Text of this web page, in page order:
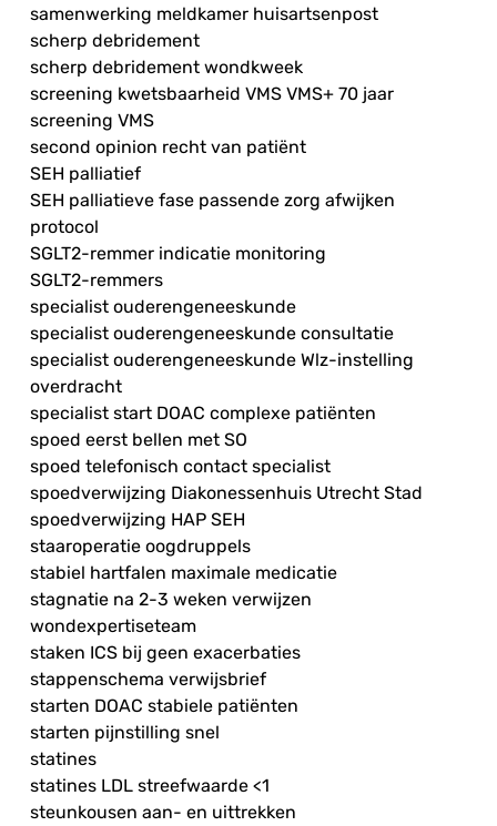
samenwerking meldkamer huisartsenpost
scherp debridement
scherp debridement wondkweek
screening kwetsbaarheid VMS VMS+ 70 jaar
screening VMS
second opinion recht van patiënt
SEH palliatief
SEH palliatieve fase passende zorg afwijken
protocol
SGLT2-remmer indicatie monitoring
SGLT2-remmers
specialist ouderengeneeskunde
specialist ouderengeneeskunde consultatie
specialist ouderengeneeskunde Wlz-instelling
overdracht
specialist start DOAC complexe patiënten
spoed eerst bellen met SO
spoed telefonisch contact specialist
spoedverwijzing Diakonessenhuis Utrecht Stad
spoedverwijzing HAP SEH
staaroperatie oogdruppels
stabiel hartfalen maximale medicatie
stagnatie na 2-3 weken verwijzen
wondexpertiseteam
staken ICS bij geen exacerbaties
stappenschema verwijsbrief
starten DOAC stabiele patiënten
starten pijnstilling snel
statines
statines LDL streefwaarde <1
steunkousen aan- en uittrekken